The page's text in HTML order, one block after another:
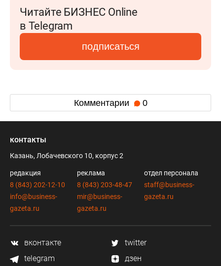
Читайте БИЗНЕС Online
в Telegram
подписаться
Комментарии 0
контакты
Казань, Лобачевского 10, корпус 2
редакция
8 (843) 202-12-10
info@business-
gazeta.ru
реклама
8 (843) 203-48-47
mir@business-
gazeta.ru
отдел персонала
staff@business-
gazeta.ru
вконтакте
twitter
telegram
дзен